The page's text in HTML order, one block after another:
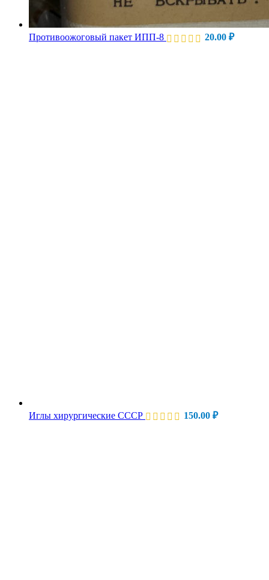
Противоожоговый пакет ИПП-8 20.00 ₽
Иглы хирургические СССР 150.00 ₽